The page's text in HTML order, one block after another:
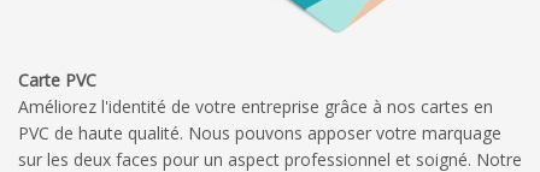
Carte PVC
Améliorez l'identité de votre entreprise grâce à nos cartes en
PVC de haute qualité. Nous pouvons apposer votre marquage
sur les deux faces pour un aspect professionnel et soigné. Notre